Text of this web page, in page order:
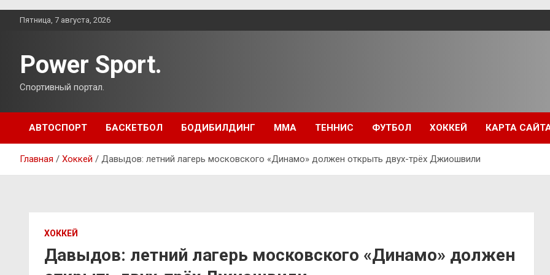
ПерейтиПятница, 7 августа, 2026
Power Sport.
Спортивный портал.
АВТОСПОРТ БАСКЕТБОЛ БОДИБИЛДИНГ ММА ТЕННИС ФУТБОЛ ХОККЕЙ КАРТА
Главная Хоккей Давыдов: летний лагерь московского «Динамо» должен открыть двух-трёх Джиошвили
ХОККЕЙ
Давыдов: летний лагерь московского «Динамо» должен